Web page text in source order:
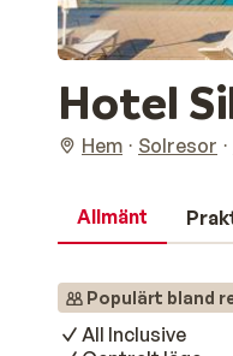
Hotel
Hem Solresor
Allmänt
Populärt bland
All Inclusive